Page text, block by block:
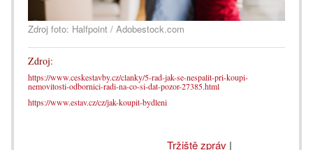
Zdroj foto: Halfpoint / Adobestock.com
Zdroj:
https://www.ceskestavby.cz/clanky/5-rad-jak-se-nespalit-pri-koupi-
nemovitosti-odbornici-radi-na-co-si-dat-pozor-27385.html
https://www.estav.cz/cz/jak-koupit-bydleni
Tržiště zpráv |